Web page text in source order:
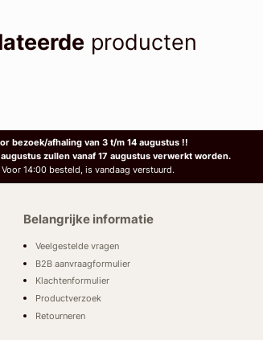
producten
bezoek/afhaling van 3 t/m 14 augustus !!
zullen vanaf 17 augustus verwerkt worden.
14:00 besteld, is vandaag verstuurd.
Belangrijke informatie
Veelgestelde vragen
B2B aanvraagformulier
Klachtenformulier
Productverzoek
Retourneren